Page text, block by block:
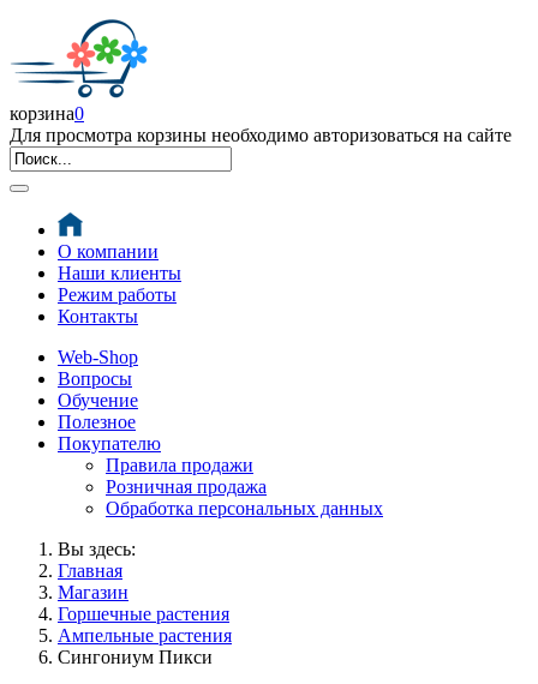
корзина0
Для просмотра корзины необходимо авторизоваться на сайте
О компании
Наши клиенты
Режим работы
Контакты
Web-Shop
Вопросы
Обучение
Полезное
Покупателю
Правила продажи
Розничная продажа
Обработка персональных данных
Вы здесь:
Главная
Магазин
Горшечные растения
Ампельные растения
Сингониум Пикси